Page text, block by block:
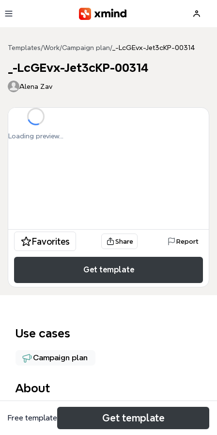
Templates/Work/Campaign plan/ _-LcGEvx-Jet3cKP-00314
_-LcGEvx-Jet3cKP-00314
Alena Zav
Loading preview...
Favorites Share Report
Get template
Use cases
Campaign plan
About
Этот шаблон Xmind представляет собой
комплексную дорожную карту для экспертов,
Free template Get template